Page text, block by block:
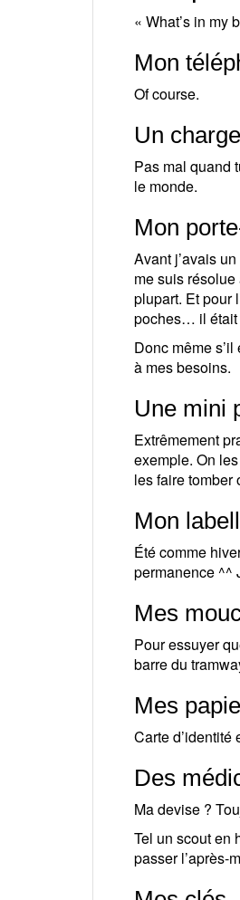
« What’s in my
Mon
Of course.
Un
Pas mal quand
le monde.
Mon
Avant j’avais
me suis
plupart. Et pour
poches… il était
Donc même
à mes besoins.
Une mini
Extrêmement
exemple. On
les faire tomber
Mon
Été comme
permanence ^^
Mes
Pour essuyer
barre du
Mes
Carte d’identité
Des
Ma devise ?
Tel un scout en
passer l’après-